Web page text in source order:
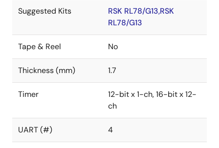
Suggested Kits
RSK RL78/G13,RSK
RL78/G13
Tape & Reel No
Thickness (mm) 1.7
Timer
12-bit x 1-ch, 16-bit x 12-
ch
UART (#) 4